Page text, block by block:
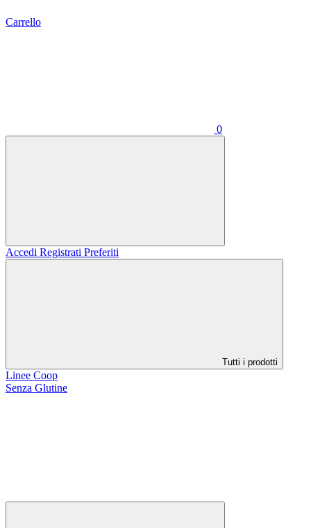
Carrello
0
Accedi Registrati Preferiti
Tutti i prodotti
Linee Coop
Senza Glutine